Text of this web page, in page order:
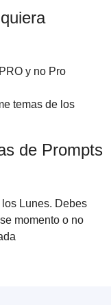
y no Pro
temas de los
de Prompts
Lunes. Debes
momento o no